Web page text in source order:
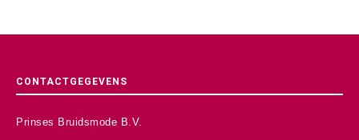
CONTACTGEGEVENS
Prinses Bruidsmode B.V.